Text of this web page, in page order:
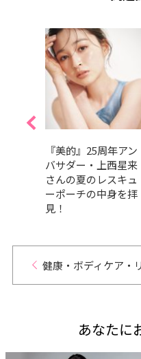
『美的』25周年アン
バサダー・上西星来
さんの夏のレスキュ
ーポーチの中身を拝
見！
健康・ボディケア・
あなたに